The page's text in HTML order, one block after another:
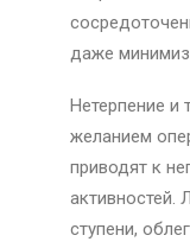
даже
Нетерпение и
желанием
приводят к
активностей.
ступени,